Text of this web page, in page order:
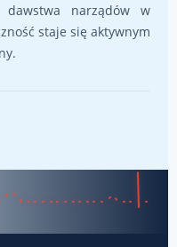
dawstwa narządów w
staje się aktywnym